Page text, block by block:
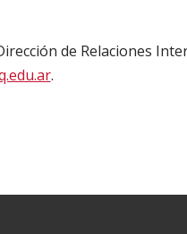
de Relaciones
.